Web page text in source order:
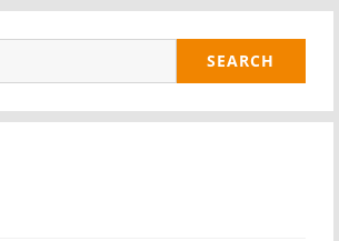
Search
for: